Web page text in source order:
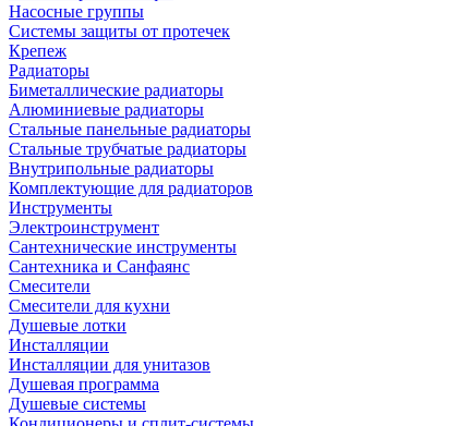
Насосные группы
Системы защиты от протечек
Крепеж
Радиаторы
Биметаллические радиаторы
Алюминиевые радиаторы
Стальные панельные радиаторы
Стальные трубчатые радиаторы
Внутрипольные радиаторы
Комплектующие для радиаторов
Инструменты
Электроинструмент
Сантехнические инструменты
Сантехника и Санфаянс
Смесители
Смесители для кухни
Душевые лотки
Инсталляции
Инсталляции для унитазов
Душевая программа
Душевые системы